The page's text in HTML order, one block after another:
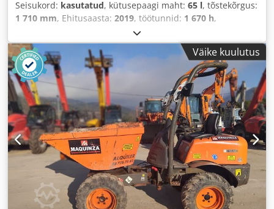
Seisukord: kasutatud, kütusepaagi maht: 65 l, tõstekõrgus:
1 710 mm, Ehitusaasta: 2019, töötunnid: 1 670 h,
Väike kuulutus